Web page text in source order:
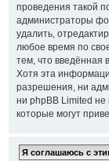
проведения такой
администраторы
удалить,
любое время по
тем, что введённая
Хотя эта
разрешения, ни
ни phpBB Limited не
которые могут